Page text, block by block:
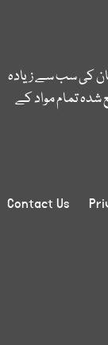
کی سب سے زیادہ
تمام مواد کے
Contact Us